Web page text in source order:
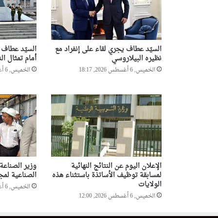
السيّد عطاف يجري لقاء على إنفراد مع
نظيره البيلاروسي
الخميس, 6 أغسطس 2026, 18:17
السيّد عطاف
أمام تمثال
الخميس, 6 أغسطس 2026, 13:00
الإعلان اليوم عن النتائج النهائية
لمسابقة توظيف الأساتذة باستثناء هذه
الولايات
الخميس, 6 أغسطس 2026, 12:00
وزير
الصناعية
الخميس, 6 أغسطس 2026, 11:01